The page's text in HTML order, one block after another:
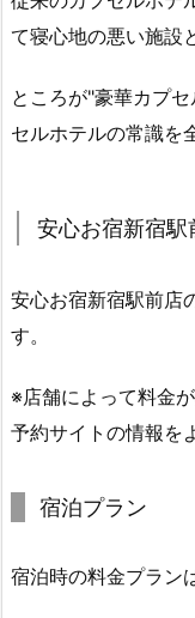
て寝心地の悪い施設
ところが"豪華カプ
セルホテルの常識を
安心お宿新宿駅
安心お宿新宿駅前店
す。
※店舗によって料金
予約サイトの情報を
宿泊プラン
宿泊時の料金プラン